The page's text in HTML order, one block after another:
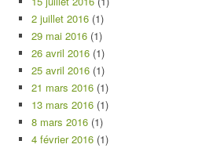
2 juillet 2016 (1)
29 mai 2016 (1)
26 avril 2016 (1)
25 avril 2016 (1)
21 mars 2016 (1)
13 mars 2016 (1)
8 mars 2016 (1)
4 février 2016 (1)